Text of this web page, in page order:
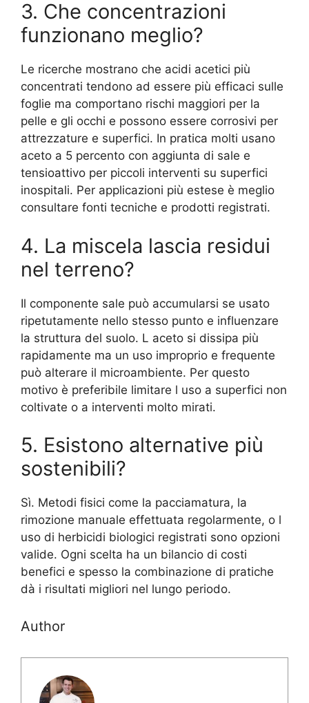
3. Che concentrazioni
funzionano meglio?
Le ricerche mostrano che acidi acetici più
concentrati tendono ad essere più efficaci sulle
foglie ma comportano rischi maggiori per la
pelle e gli occhi e possono essere corrosivi per
attrezzature e superfici. In pratica molti usano
aceto a 5 percento con aggiunta di sale e
tensioattivo per piccoli interventi su superfici
inospitali. Per applicazioni più estese è meglio
consultare fonti tecniche e prodotti registrati.
4. La miscela lascia residui
nel terreno?
Il componente sale può accumularsi se usato
ripetutamente nello stesso punto e influenzare
la struttura del suolo. L aceto si dissipa più
rapidamente ma un uso improprio e frequente
può alterare il microambiente. Per questo
motivo è preferibile limitare l uso a superfici non
coltivate o a interventi molto mirati.
5. Esistono alternative più
sostenibili?
Sì. Metodi fisici come la pacciamatura, la
rimozione manuale effettuata regolarmente, o l
uso di herbicidi biologici registrati sono opzioni
valide. Ogni scelta ha un bilancio di costi
benefici e spesso la combinazione di pratiche
dà i risultati migliori nel lungo periodo.
Author